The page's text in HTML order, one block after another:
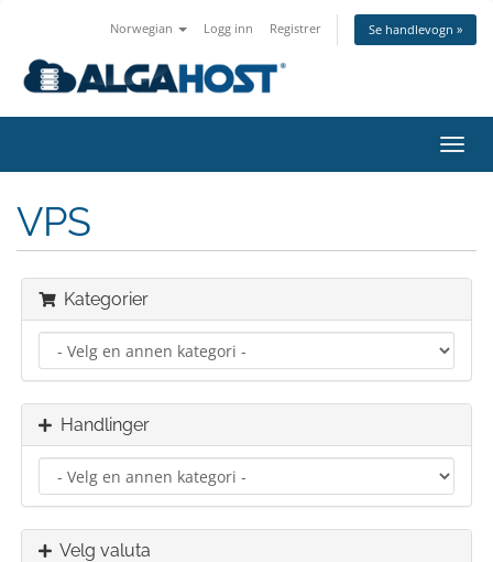
Norwegian Logg inn Registrer Se handlevogn »
Bytt
VPS
Kategorier
Handlinger
Velg valuta